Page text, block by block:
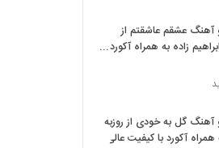
آهنگ عشقم عاشقتم از
زاده به همراه آکورد با
آهنگ گل به خودی از روزبه
همراه آکورد با کیفیت عالی